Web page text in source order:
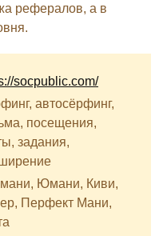
рефералов, а в
socpublic.com/
автосёрфинг,
посещения,
задания,
Юмани, Киви,
Перфект Мани,